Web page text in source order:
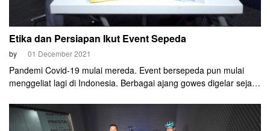
Etika dan Persiapan Ikut Event Sepeda
by 01 December 2021
Pandemi Covid-19 mulai mereda. Event bersepeda pun mulai
menggeliat lagi di Indonesia. Berbagai ajang gowes digelar sejak
bersepeda? Apa saja yang harus dipatuhi saat berpeloton?